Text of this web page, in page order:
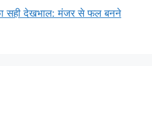
सही देखभाल: मंजर से फल बनने